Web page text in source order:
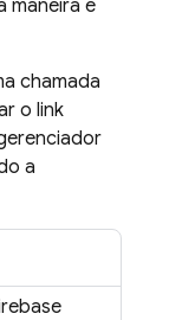
maneira e
chamada
o link
a